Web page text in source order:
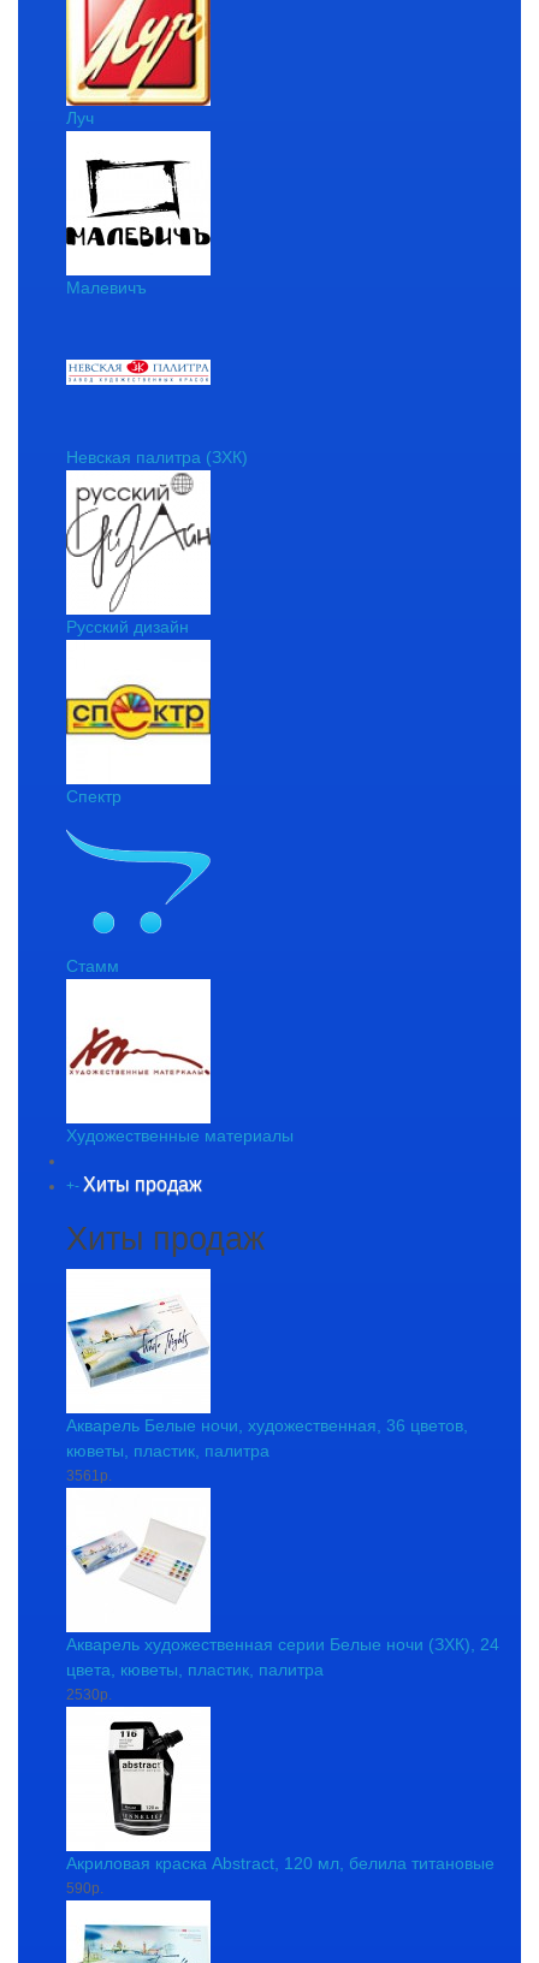
Луч
Малевичъ
Невская палитра (ЗХК)
Русский дизайн
Спектр
Стамм
Художественные материалы
+- Хиты продаж
Хиты продаж
Акварель Белые ночи, художественная, 36 цветов,
кюветы, пластик, палитра
3561р.
Акварель художественная серии Белые ночи (ЗХК), 24
цвета, кюветы, пластик, палитра
2530р.
Акриловая краска Abstract, 120 мл, белила титановые
590р.